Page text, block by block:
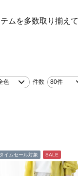
ムを多数取り揃えて
色 件数 80件
タイムセール対象 SALE